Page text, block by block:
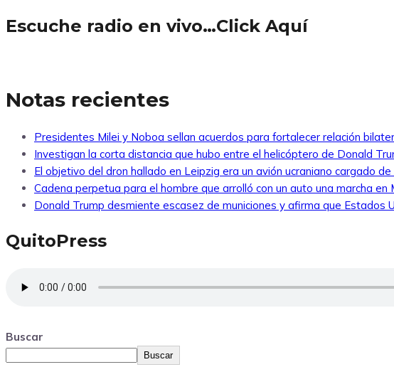
Escuche radio en vivo…Click Aquí
Notas recientes
Presidentes Milei y Noboa sellan acuerdos para fortalecer relación
Investigan la corta distancia que hubo entre el helicóptero de Donald
El objetivo del dron hallado en Leipzig era un avión ucraniano cargado de
Cadena perpetua para el hombre que arrolló con un auto una marcha en
Donald Trump desmiente escasez de municiones y afirma que Estados
QuitoPress
Buscar
Buscar